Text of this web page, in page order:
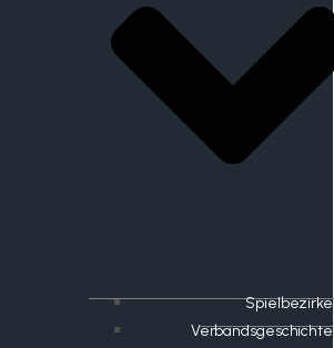
Spielbezirke
Verbandsgeschichte